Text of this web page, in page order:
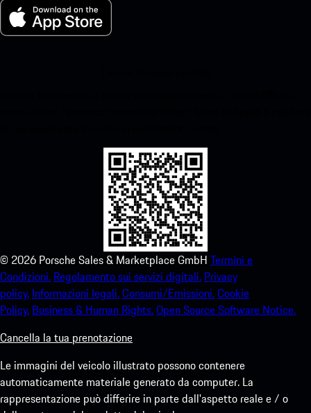
© 2026 Porsche Sales & Marketplace GmbH Termini e
Condizioni. Regolamento sui servizi digitali. Privacy
policy. Informazioni legali.Consumi/Emissioni.Cookie
Policy. Business & Human Rights.Open Source Software Notice.
Cancella la tua prenotazione
Le immagini del veicolo illustrato possono contenere
automaticamente materiale generato da computer. La
rappresentazione può differire in parte dall'aspetto reale e / o